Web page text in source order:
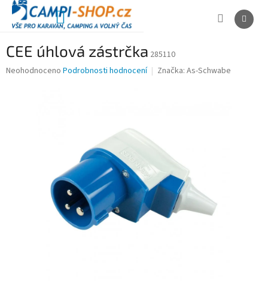
Přejít
obsah
NÁKUPNÍ
CEE úhlová zástrčka 285110
Průměrné
Neohodnoceno Podrobnosti hodnocení Značka: As-Schwabe